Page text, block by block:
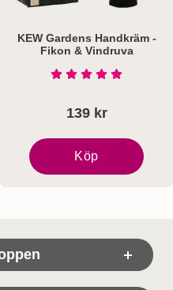
Fikon & Vindruva
KEW Gardens Handkräm -
Fikon & Vindruva
Art. nr 5486 Betyg: 5 Stjärnor
139 kr
Köp
KEW Gardens
länkar